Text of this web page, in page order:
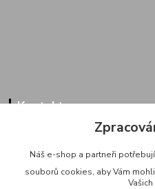
Kontakty
Zákaznická linka
+420 733 713
Náš e-shop a partneři potřebují
souborů cookies, aby Vám